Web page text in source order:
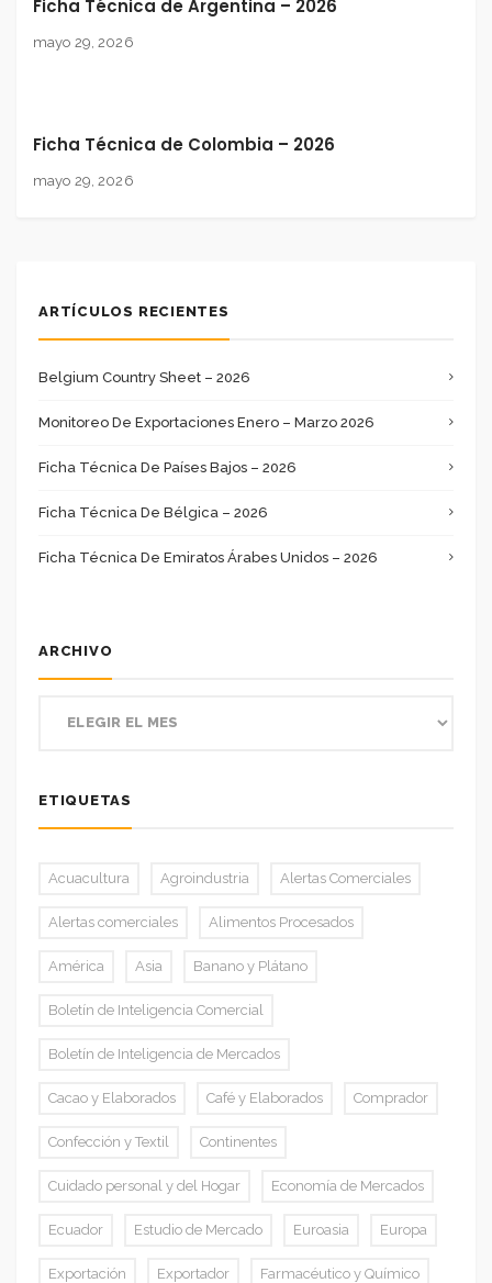
Ficha Técnica de Argentina – 2026
mayo 29, 2026
Ficha Técnica de Colombia – 2026
mayo 29, 2026
ARTÍCULOS RECIENTES
Belgium Country Sheet – 2026
Monitoreo De Exportaciones Enero – Marzo 2026
Ficha Técnica De Países Bajos – 2026
Ficha Técnica De Bélgica – 2026
Ficha Técnica De Emiratos Árabes Unidos – 2026
ARCHIVO
ETIQUETAS
Acuacultura Agroindustria Alertas Comerciales
Alertas comerciales Alimentos Procesados
América Asia Banano y Plátano
Boletín de Inteligencia Comercial
Boletín de Inteligencia de Mercados
Cacao y Elaborados Café y Elaborados Comprador
Confección y Textil Continentes
Cuidado personal y del Hogar Economía de Mercados
Ecuador Estudio de Mercado Euroasia Europa
Exportación Exportador Farmacéutico y Químico